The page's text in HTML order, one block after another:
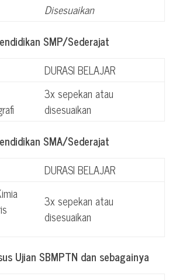
Disesuaikan
SMP/Sederajat
DURASI BELAJAR
3x sepekan atau
disesuaikan
SMA/Sederajat
DURASI BELAJAR
3x sepekan atau
disesuaikan
Ujian SBMPTN dan sebagainya